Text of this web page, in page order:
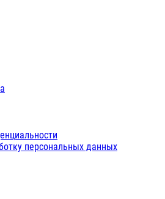
персональных данных